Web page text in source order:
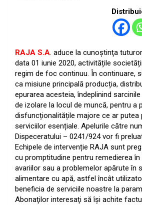
RAJA S.A. aduce la cunoştinţa
data 01 iunie 2020, activitățile
regim de foc continuu. În continuare,
ca misiune principală producția,
epurarea acesteia, îndeplinind
de izolare la locul de muncă, pentru a
disfuncționalitățile majore ce ar putea
serviciilor esențiale. Apelurile către
Dispeceratului – 0241/924 vor fi
Echipele de intervenție RAJA sunt
cu promptitudine pentru remedierea
avariilor sau a problemelor apărute în
alimentare cu apă, astfel încât
beneficia de serviciile noastre la
Abonaţilor interesaţi să îşi achite